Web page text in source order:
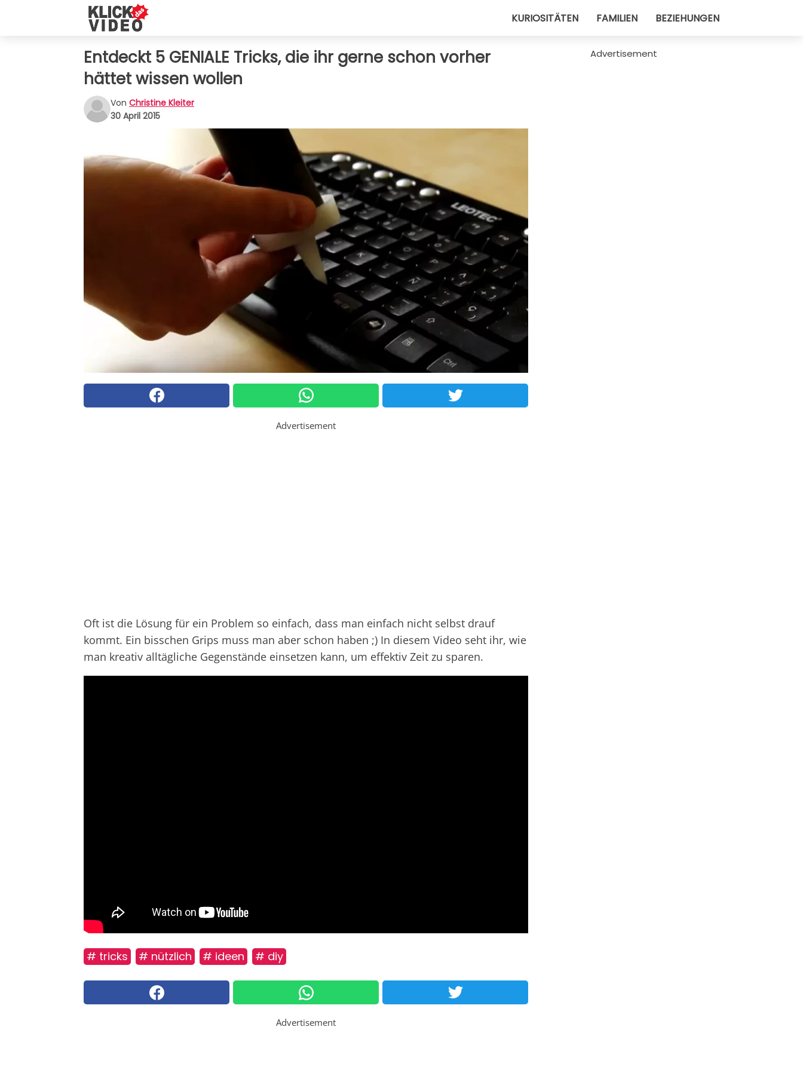
KURIOSITÄTEN FAMILIEN BEZIEHUNGEN
Entdeckt 5 GENIALE Tricks, die ihr gerne schon vorher
hättet wissen wollen
Von Christine Kleiter
30 April 2015
Advertisement
Oft ist die Lösung für ein Problem so einfach, dass man einfach nicht selbst drauf
kommt. Ein bisschen Grips muss man aber schon haben ;) In diesem Video seht ihr, wie
man kreativ alltägliche Gegenstände einsetzen kann, um effektiv Zeit zu sparen.
# tricks # nützlich # ideen # diy
Advertisement
Advertisement